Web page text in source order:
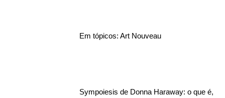
Em tópicos: Art Nouveau
Sympoiesis de Donna Haraway: o que é,